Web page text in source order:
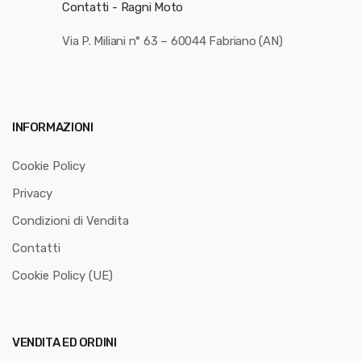
Contatti - Ragni Moto
Via P. Miliani n° 63 – 60044 Fabriano (AN)
INFORMAZIONI
Cookie Policy
Privacy
Condizioni di Vendita
Contatti
Cookie Policy (UE)
VENDITA ED ORDINI